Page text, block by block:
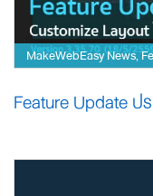
MakeWebEasy News,
Feature Update